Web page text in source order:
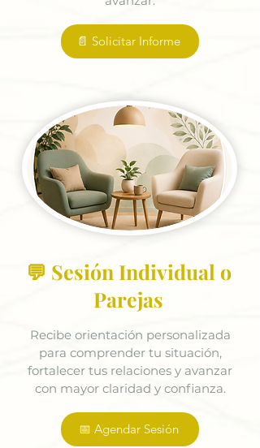
📄 Solicitar Informe
💬 Sesión Individual o
Parejas
Recibe orientación personalizada
para comprender tu situación,
fortalecer tus relaciones y avanzar
con mayor claridad y confianza.
📅 Agendar Sesión